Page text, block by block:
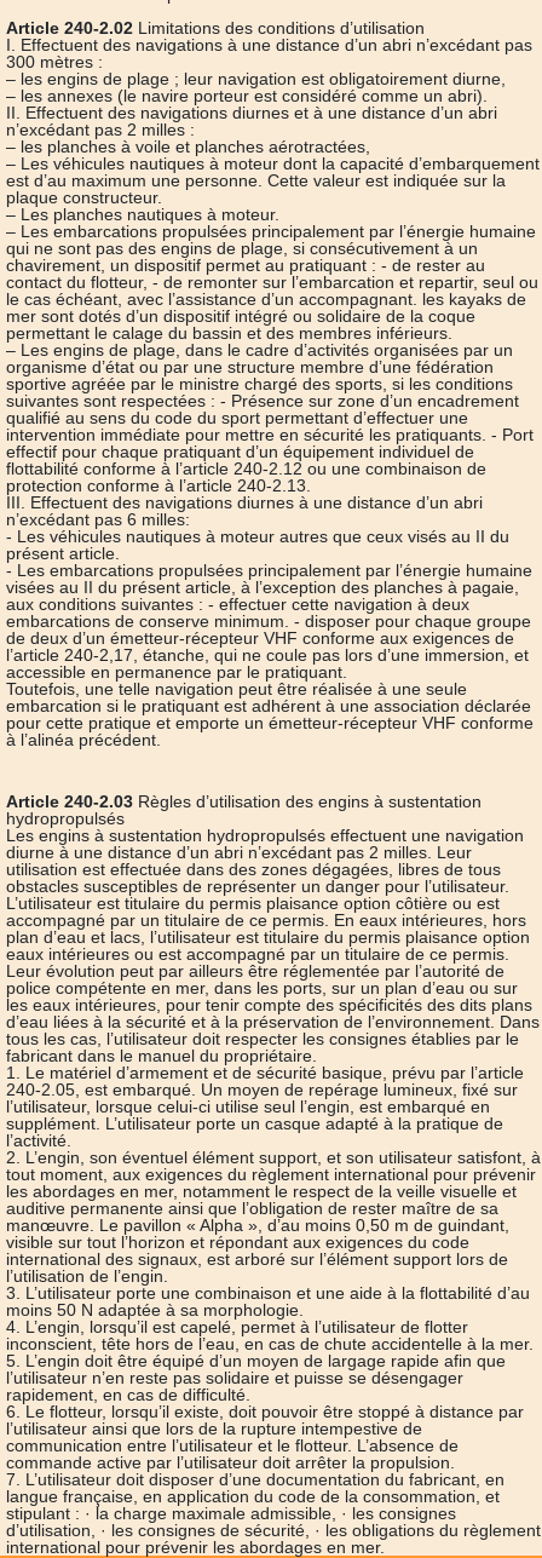
Article 240-2.02 Limitations des conditions d’utilisation
I. Effectuent des navigations à une distance d’un abri n’excédant pas
300 mètres :
– les engins de plage ; leur navigation est obligatoirement diurne,
– les annexes (le navire porteur est considéré comme un abri).
II. Effectuent des navigations diurnes et à une distance d’un abri
n’excédant pas 2 milles :
– les planches à voile et planches aérotractées,
– Les véhicules nautiques à moteur dont la capacité d’embarquement
est d’au maximum une personne. Cette valeur est indiquée sur la
plaque constructeur.
– Les planches nautiques à moteur.
– Les embarcations propulsées principalement par l’énergie humaine
qui ne sont pas des engins de plage, si consécutivement à un
chavirement, un dispositif permet au pratiquant : - de rester au
contact du flotteur, - de remonter sur l’embarcation et repartir, seul ou
le cas échéant, avec l’assistance d’un accompagnant. les kayaks de
mer sont dotés d’un dispositif intégré ou solidaire de la coque
permettant le calage du bassin et des membres inférieurs.
– Les engins de plage, dans le cadre d’activités organisées par un
organisme d’état ou par une structure membre d’une fédération
sportive agréée par le ministre chargé des sports, si les conditions
suivantes sont respectées : - Présence sur zone d’un encadrement
qualifié au sens du code du sport permettant d’effectuer une
intervention immédiate pour mettre en sécurité les pratiquants. - Port
effectif pour chaque pratiquant d’un équipement individuel de
flottabilité conforme à l’article 240-2.12 ou une combinaison de
protection conforme à l’article 240-2.13.
III. Effectuent des navigations diurnes à une distance d’un abri
n’excédant pas 6 milles:
- Les véhicules nautiques à moteur autres que ceux visés au II du
présent article.
- Les embarcations propulsées principalement par l’énergie humaine
visées au II du présent article, à l’exception des planches à pagaie,
aux conditions suivantes : - effectuer cette navigation à deux
embarcations de conserve minimum. - disposer pour chaque groupe
de deux d’un émetteur-récepteur VHF conforme aux exigences de
l’article 240-2,17, étanche, qui ne coule pas lors d’une immersion, et
accessible en permanence par le pratiquant.
Toutefois, une telle navigation peut être réalisée à une seule
embarcation si le pratiquant est adhérent à une association déclarée
pour cette pratique et emporte un émetteur-récepteur VHF conforme
à l’alinéa précédent.
Article 240-2.03 Règles d’utilisation des engins à sustentation
hydropropulsés
Les engins à sustentation hydropropulsés effectuent une navigation
diurne à une distance d’un abri n’excédant pas 2 milles. Leur
utilisation est effectuée dans des zones dégagées, libres de tous
obstacles susceptibles de représenter un danger pour l’utilisateur.
L’utilisateur est titulaire du permis plaisance option côtière ou est
accompagné par un titulaire de ce permis. En eaux intérieures, hors
plan d’eau et lacs, l’utilisateur est titulaire du permis plaisance option
eaux intérieures ou est accompagné par un titulaire de ce permis.
Leur évolution peut par ailleurs être réglementée par l’autorité de
police compétente en mer, dans les ports, sur un plan d’eau ou sur
les eaux intérieures, pour tenir compte des spécificités des dits plans
d’eau liées à la sécurité et à la préservation de l’environnement. Dans
tous les cas, l’utilisateur doit respecter les consignes établies par le
fabricant dans le manuel du propriétaire.
1. Le matériel d’armement et de sécurité basique, prévu par l’article
240-2.05, est embarqué. Un moyen de repérage lumineux, fixé sur
l’utilisateur, lorsque celui-ci utilise seul l’engin, est embarqué en
supplément. L’utilisateur porte un casque adapté à la pratique de
l’activité.
2. L’engin, son éventuel élément support, et son utilisateur satisfont, à
tout moment, aux exigences du règlement international pour prévenir
les abordages en mer, notamment le respect de la veille visuelle et
auditive permanente ainsi que l’obligation de rester maître de sa
manœuvre. Le pavillon « Alpha », d’au moins 0,50 m de guindant,
visible sur tout l’horizon et répondant aux exigences du code
international des signaux, est arboré sur l’élément support lors de
l’utilisation de l’engin.
3. L’utilisateur porte une combinaison et une aide à la flottabilité d’au
moins 50 N adaptée à sa morphologie.
4. L’engin, lorsqu’il est capelé, permet à l’utilisateur de flotter
inconscient, tête hors de l’eau, en cas de chute accidentelle à la mer.
5. L’engin doit être équipé d’un moyen de largage rapide afin que
l’utilisateur n’en reste pas solidaire et puisse se désengager
rapidement, en cas de difficulté.
6. Le flotteur, lorsqu’il existe, doit pouvoir être stoppé à distance par
l’utilisateur ainsi que lors de la rupture intempestive de
communication entre l’utilisateur et le flotteur. L’absence de
commande active par l’utilisateur doit arrêter la propulsion.
7. L’utilisateur doit disposer d’une documentation du fabricant, en
langue française, en application du code de la consommation, et
stipulant : · la charge maximale admissible, · les consignes
d’utilisation, · les consignes de sécurité, · les obligations du règlement
international pour prévenir les abordages en mer.